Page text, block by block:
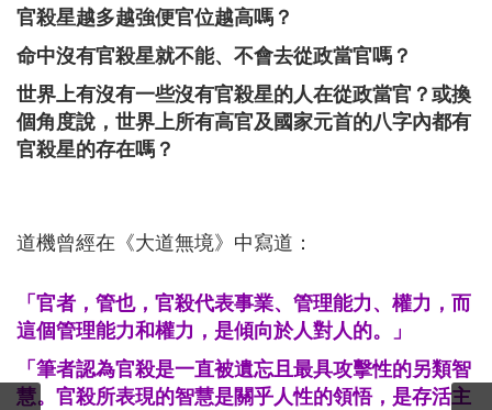
官殺星越多越強便官位越高嗎？
命中沒有官殺星就不能、不會去從政當官嗎？
世界上有沒有一些沒有官殺星的人在從政當官？或換
個角度說，世界上所有高官及國家元首的八字內都有
官殺星的存在嗎？
道機曾經在《大道無境》中寫道：
「官者，管也，官殺代表事業、管理能力、權力，而
這個管理能力和權力，是傾向於人對人的。」
「筆者認為官殺是一直被遺忘且最具攻擊性的另類智
慧。官殺所表現的智慧是關乎人性的領悟， 是存活主